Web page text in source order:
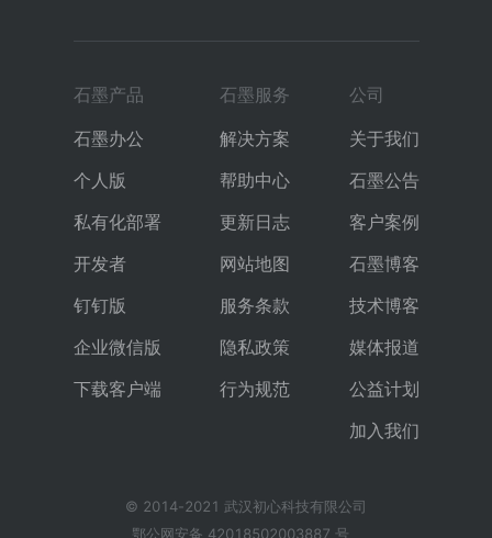
石墨产品
石墨办公
个人版
私有化部署
开发者
钉钉版
企业微信版
下载客户端
石墨服务
解决方案
帮助中心
更新日志
网站地图
服务条款
隐私政策
行为规范
公司
关于我们
石墨公告
客户案例
石墨博客
技术博客
媒体报道
公益计划
加入我们
© 2014-2021 武汉初心科技有限公司
鄂公网安备 42018502003887 号